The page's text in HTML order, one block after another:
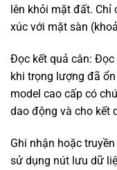
lên khỏi mặt đất. Chỉ
xúc với mặt sàn
Đọc kết quả cân:
khi trọng lượng đã
model cao cấp có
dao động và cho kết
Ghi nhận hoặc
sử dụng nút lưu dữ